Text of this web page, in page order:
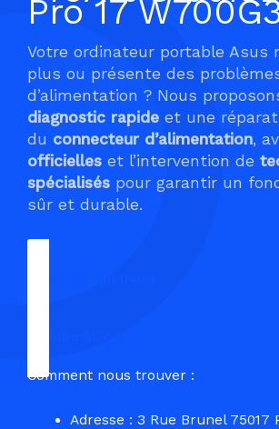
Pro 17
Votre ordinateur portable Asus
plus ou présente des
d’alimentation ? Nous
diagnostic rapide et une
du connecteur d’alimentation,
officielles et l’intervention de
spécialisés pour garantir un
sûr et durable.
Comment nous trouver :
Adresse : 3 Rue Brunel 75017